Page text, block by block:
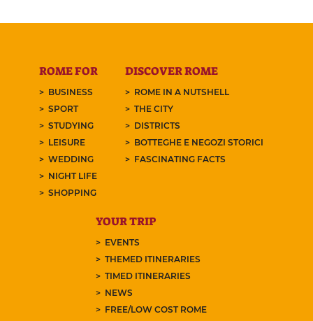
ROME FOR
BUSINESS
SPORT
STUDYING
LEISURE
WEDDING
NIGHT LIFE
SHOPPING
DISCOVER ROME
ROME IN A NUTSHELL
THE CITY
DISTRICTS
BOTTEGHE E NEGOZI STORICI
FASCINATING FACTS
YOUR TRIP
EVENTS
THEMED ITINERARIES
TIMED ITINERARIES
NEWS
FREE/LOW COST ROME